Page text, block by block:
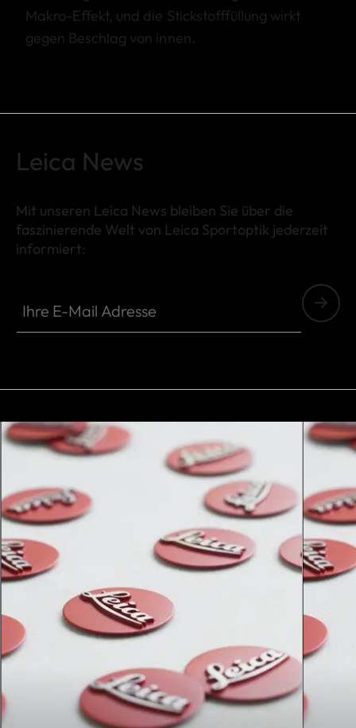
Makro-Effekt, und die Stickstofffüllung wirkt
gegen Beschlag von innen.
Leica News
Mit unseren Leica News bleiben Sie über die
faszinierende Welt von Leica Sportoptik jederzeit
informiert: